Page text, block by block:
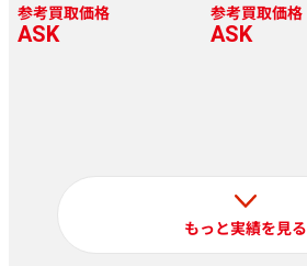
参考買取価格
ASK
参考買取価格
ASK
もっと実績を見る